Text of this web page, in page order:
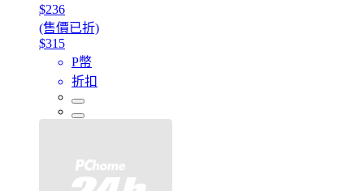
$236
(售價已折)
$315
P幣
折扣